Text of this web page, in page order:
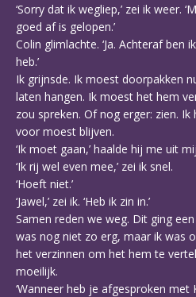
‘Sorry dat ik wegliep,’ zei ik weer.
goed af is gelopen.’
Colin glimlachte. ‘Ja. Achteraf ben
heb.’
Ik grijnsde. Ik moest doorpakken
laten hangen. Ik moest het hem
zou spreken. Of nog erger: zien.
voor moest blijven.
‘Ik moet gaan,’ haalde hij me uit
‘Ik rij wel even mee,’ zei ik snel.
‘Hoeft niet.’
‘Jawel,’ zei ik. ‘Heb ik zin in.’
Samen reden we weg. Dit ging
was nog niet zo erg, maar ik was
het verzinnen om het hem te
moeilijk.
‘Wanneer heb je afgesproken met